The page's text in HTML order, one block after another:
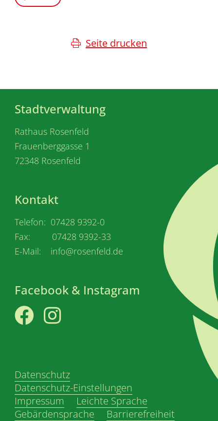
Seite drucken
Stadtverwaltung
Rathaus Rosenfeld
Frauenberggasse 1
72348 Rosenfeld
Kontakt
Telefon: 07428 9392-0
Fax: 07428 9392-33
E-Mail: info@rosenfeld.de
Facebook & Instagram
Datenschutz
Datenschutz-Einstellungen
Impressum
Leichte Sprache
Gebärdensprache
Barrierefreiheit